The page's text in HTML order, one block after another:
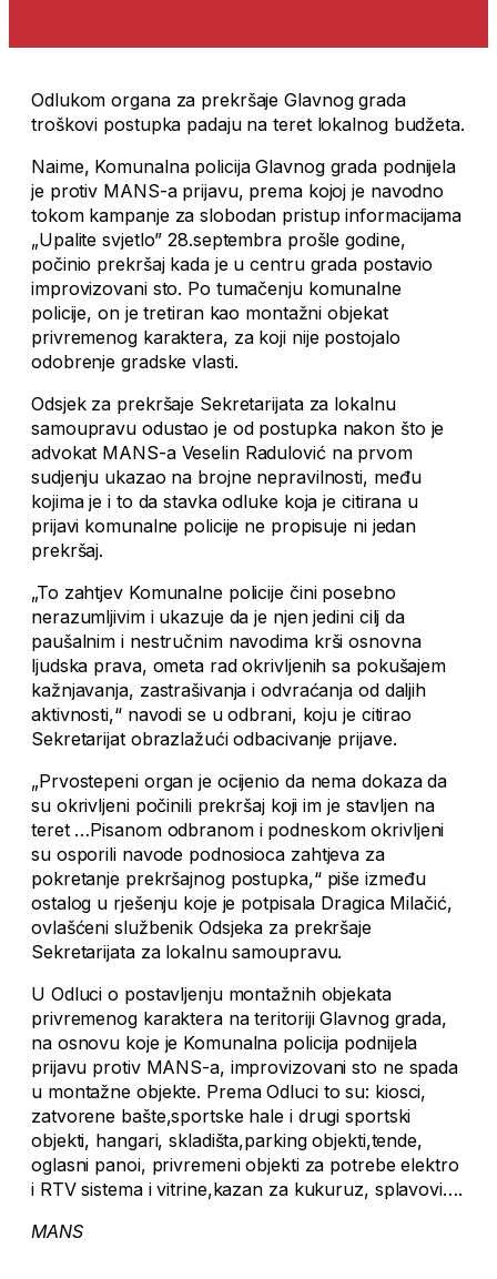
Odlukom organa za prekršaje Glavnog grada
troškovi postupka padaju na teret lokalnog budžeta.
Naime, Komunalna policija Glavnog grada podnijela
je protiv MANS-a prijavu, prema kojoj je navodno
tokom kampanje za slobodan pristup informacijama
„Upalite svjetlo” 28.septembra prošle godine,
počinio prekršaj kada je u centru grada postavio
improvizovani sto. Po tumačenju komunalne
policije, on je tretiran kao montažni objekat
privremenog karaktera, za koji nije postojalo
odobrenje gradske vlasti.
Odsjek za prekršaje Sekretarijata za lokalnu
samoupravu odustao je od postupka nakon što je
advokat MANS-a Veselin Radulović na prvom
sudjenju ukazao na brojne nepravilnosti, među
kojima je i to da stavka odluke koja je citirana u
prijavi komunalne policije ne propisuje ni jedan
prekršaj.
„To zahtjev Komunalne policije čini posebno
nerazumljivim i ukazuje da je njen jedini cilj da
paušalnim i nestručnim navodima krši osnovna
ljudska prava, ometa rad okrivljenih sa pokušajem
kažnjavanja, zastrašivanja i odvraćanja od daljih
aktivnosti,“ navodi se u odbrani, koju je citirao
Sekretarijat obrazlažući odbacivanje prijave.
„Prvostepeni organ je ocijenio da nema dokaza da
su okrivljeni počinili prekršaj koji im je stavljen na
teret …Pisanom odbranom i podneskom okrivljeni
su osporili navode podnosioca zahtjeva za
pokretanje prekršajnog postupka,“ piše između
ostalog u rješenju koje je potpisala Dragica Milačić,
ovlašćeni službenik Odsjeka za prekršaje
Sekretarijata za lokalnu samoupravu.
U Odluci o postavljenju montažnih objekata
privremenog karaktera na teritoriji Glavnog grada,
na osnovu koje je Komunalna policija podnijela
prijavu protiv MANS-a, improvizovani sto ne spada
u montažne objekte. Prema Odluci to su: kiosci,
zatvorene bašte,sportske hale i drugi sportski
objekti, hangari, skladišta,parking objekti,tende,
oglasni panoi, privremeni objekti za potrebe elektro
i RTV sistema i vitrine,kazan za kukuruz, splavovi….
MANS